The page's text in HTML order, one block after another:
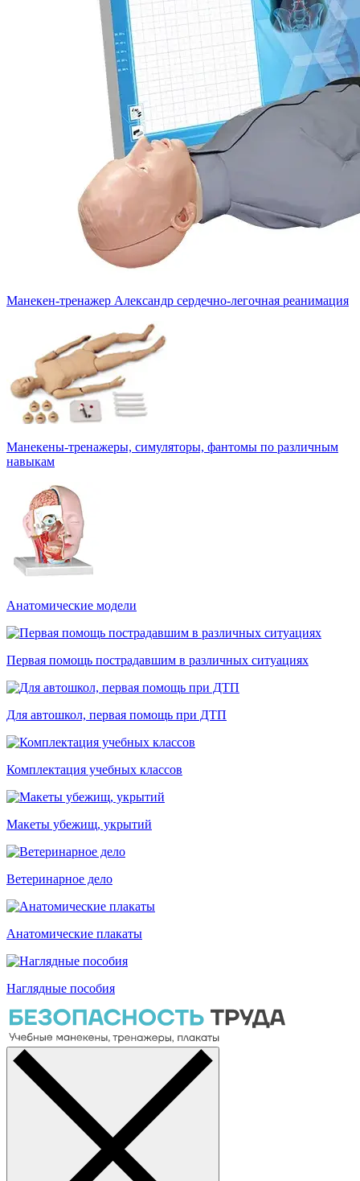
Манекен-тренажер Александр сердечно-легочная реанимация
Манекены-тренажеры, симуляторы, фантомы по различным
навыкам
Анатомические модели
Первая помощь пострадавшим в различных ситуациях
Для автошкол, первая помощь при ДТП
Комплектация учебных классов
Макеты убежищ, укрытий
Ветеринарное дело
Анатомические плакаты
Наглядные пособия